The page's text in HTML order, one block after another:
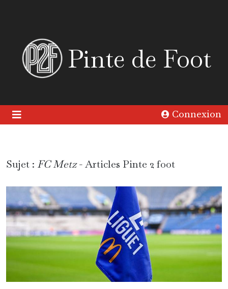
Pinte de Foot
Connexion
Sujet : FC Metz- Articles Pinte 2 foot